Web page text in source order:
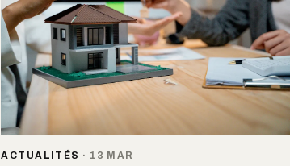
ACTUALITÉS · 13 MAR